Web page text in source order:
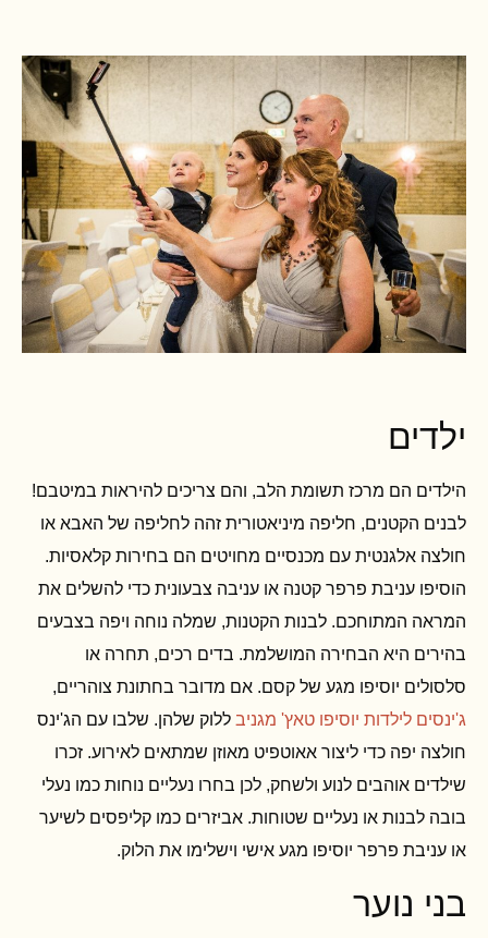
ילדים
הילדים הם מרכז תשומת הלב, והם צריכים להיראות במיטבם!
לבנים הקטנים, חליפה מיניאטורית זהה לחליפה של האבא או
חולצה אלגנטית עם מכנסיים מחויטים הם בחירות קלאסיות.
הוסיפו עניבת פרפר קטנה או עניבה צבעונית כדי להשלים את
המראה המתוחכם. לבנות הקטנות, שמלה נוחה ויפה בצבעים
בהירים היא הבחירה המושלמת. בדים רכים, תחרה או
סלסולים יוסיפו מגע של קסם. אם מדובר בחתונת צוהריים,
ג'ינסים לילדות יוסיפו טאץ' מגניב ללוק שלהן. שלבו עם הג'ינס
חולצה יפה כדי ליצור אאוטפיט מאוזן שמתאים לאירוע. זכרו
שילדים אוהבים לנוע ולשחק, לכן בחרו נעליים נוחות כמו נעלי
בובה לבנות או נעליים שטוחות. אביזרים כמו קליפסים לשיער
או עניבת פרפר יוסיפו מגע אישי וישלימו את הלוק.
בני נוער